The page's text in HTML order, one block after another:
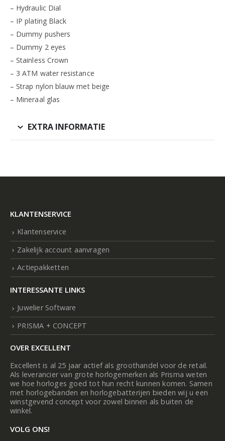
– Hydraulic Dial
– IP plating Black
– Dummy pushers
– Dummy 2 eyes
– Stainless Crown
– 3 ATM water resistance
– Strap nylon blauw met beige
– Mineraal glas
EXTRA INFORMATIE
KLANTENSERVICE
Klantenservice
Zakelijk account aanvragen
Actiepakketten
INTERESSANTE LINKS
Juwelier Software
PRISMA + CONCEPT
OVER EXCELLENT
Excellent is al 25 jaar actief als groothandel voor de retail.
Als leverancier van grote horlogemerken als Prisma weten
we hoe horloges goed tot hun recht kunnen komen. Samen
met horlogebanden en horlogebatterijen bieden wij u een
winstgevend concept voor zowel binnen als buiten de
winkel.
VOLG ONS!